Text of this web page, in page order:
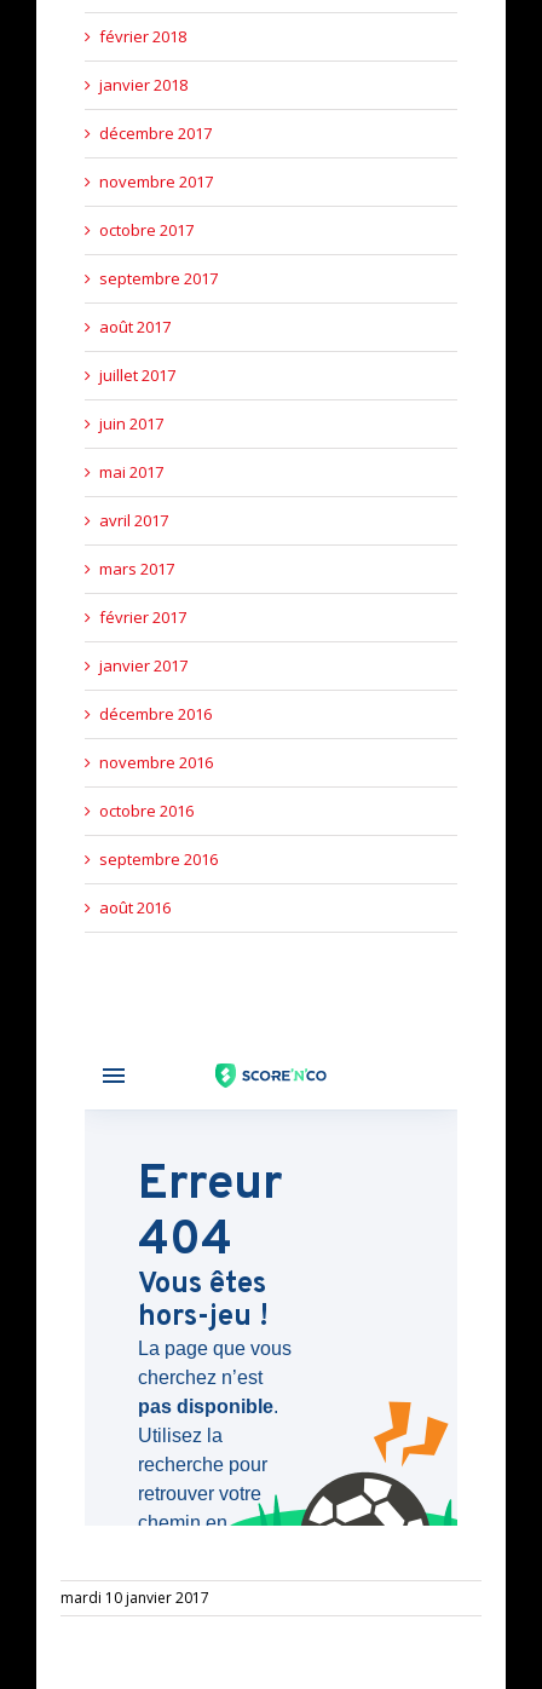
février 2018
janvier 2018
décembre 2017
novembre 2017
octobre 2017
septembre 2017
août 2017
juillet 2017
juin 2017
mai 2017
avril 2017
mars 2017
février 2017
janvier 2017
décembre 2016
novembre 2016
octobre 2016
septembre 2016
août 2016
mardi 10 janvier 2017